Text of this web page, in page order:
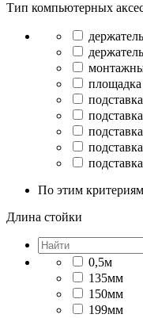
Тип компьютерных
площадка
По этим
Длина стойки
0,5м
135мм
150мм
199мм